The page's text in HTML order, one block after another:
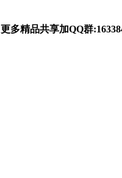
更多精品共享加QQ群